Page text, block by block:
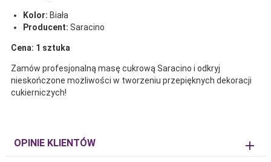
Kolor: Biała
Producent: Saracino
Cena: 1 sztuka
Zamów profesjonalną masę cukrową Saracino i odkryj
nieskończone możliwości w tworzeniu przepięknych dekoracji
cukierniczych!
OPINIE KLIENTÓW